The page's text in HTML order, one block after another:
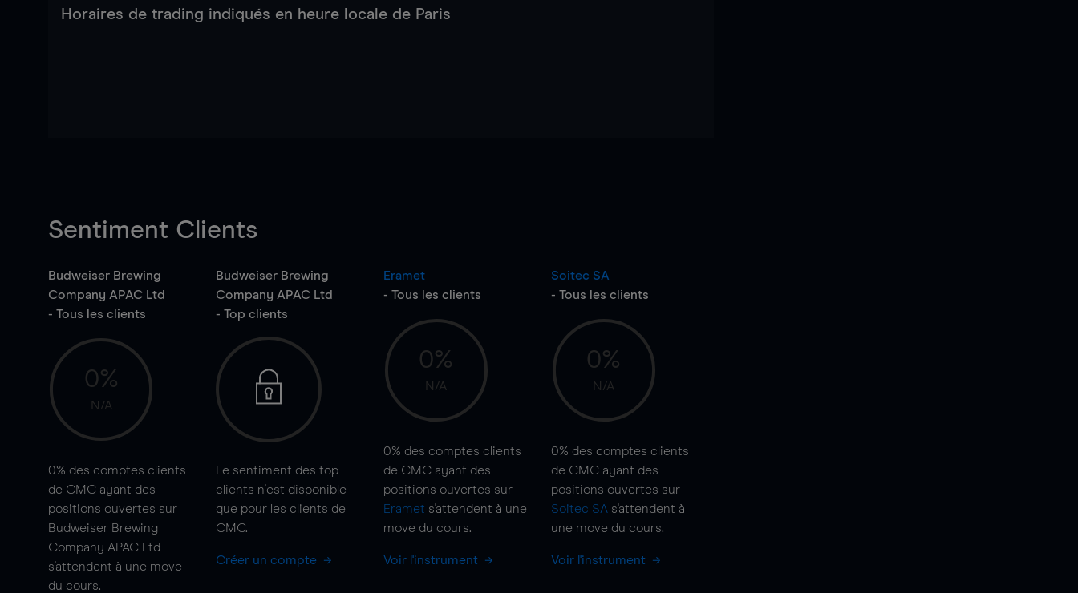
Horaires de trading indiqués en heure locale de Paris
Sentiment Clients
Budweiser Brewing
Company APAC Ltd
- Tous les clients
0%
N/A
0% des comptes clients
de CMC ayant des
positions ouvertes sur
Budweiser Brewing
Company APAC Ltd
s'attendent à une move
du cours.
Budweiser Brewing
Company APAC Ltd
- Top clients
Le sentiment des top
clients n'est disponible
que pour les clients de
CMC.
Créer un compte
Eramet
- Tous les clients
0%
N/A
0% des comptes clients
de CMC ayant des
positions ouvertes sur
Eramet s'attendent à une
move du cours.
Voir l'instrument
Soitec SA
- Tous les clients
0%
N/A
0% des comptes clients
de CMC ayant des
positions ouvertes sur
Soitec SA s'attendent à
une move du cours.
Voir l'instrument